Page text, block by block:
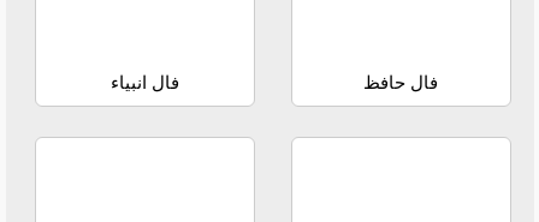
فال حافظ فال انبیاء